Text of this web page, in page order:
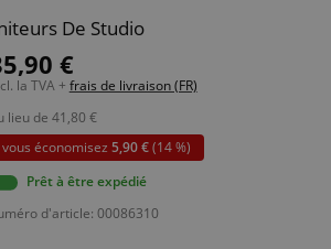
De Studio
€
la TVA + frais de livraison (FR)
lieu de 41,80 €
vous économisez 5,90 €(14 %)
Prêt à être expédié
d'article: 00086310